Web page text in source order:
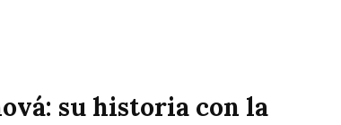
su historia con la